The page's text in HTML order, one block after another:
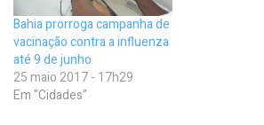
Bahia prorroga campanha de
vacinação contra a influenza
até 9 de junho
25 maio 2017 - 17h29
Em "Cidades"